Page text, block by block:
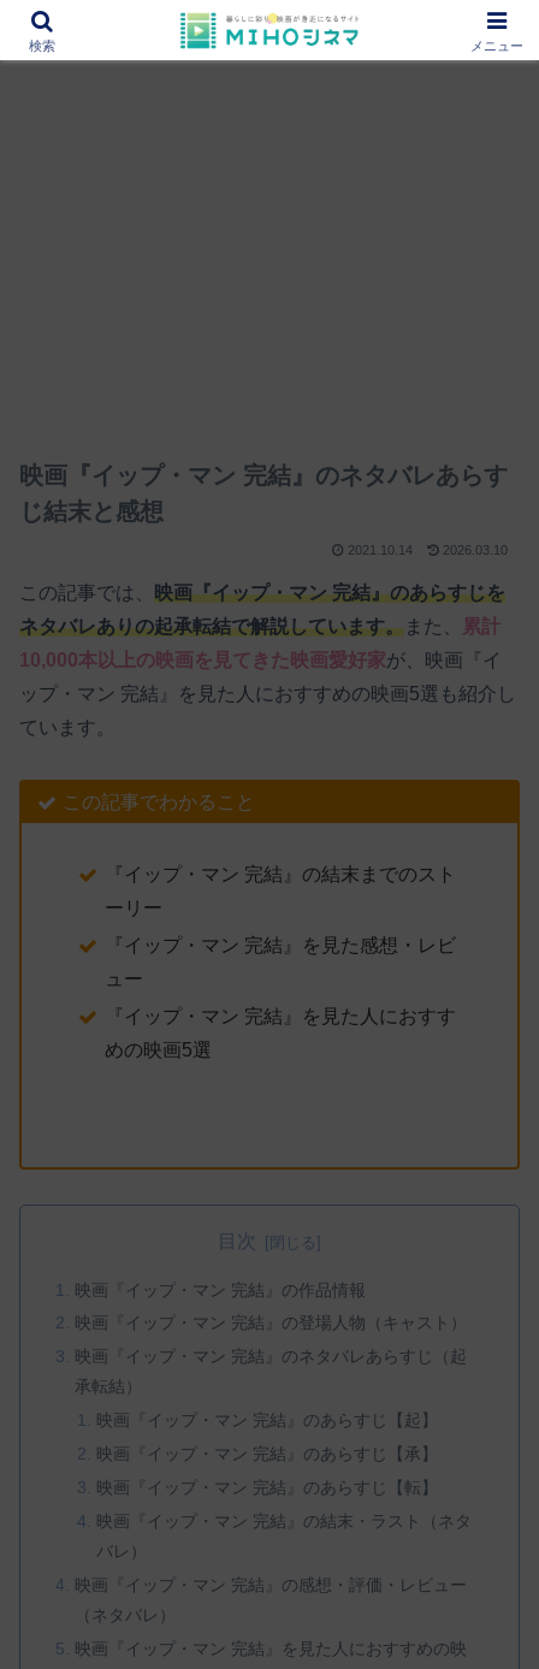
12000作品を紹介！あなたの映画図書館『MIHOシネマ』
映画『イップ・マン 完結』のネタバレあらす
じ結末と感想
2021.10.14 2026.03.10
この記事では、 映画『イップ・マン 完結』のあらすじを
ネタバレありの起承転結で解説しています。 また、
累計
10,000本以上の映画を見てきた映画愛好家が、映画『イ
ップ・マン 完結』を見た人におすすめの映画5選も紹介し
ています。
この記事でわかること
『イップ・マン 完結』の結末までのスト
ーリー
『イップ・マン 完結』を見た感想・レビ
ュー
『イップ・マン 完結』を見た人におすす
めの映画5選
目次
映画『イップ・マン 完結』の作品情報
映画『イップ・マン 完結』の登場人物（キャスト）
映画『イップ・マン 完結』のネタバレあらすじ（起
承転結）
映画『イップ・マン 完結』のあらすじ【起】
映画『イップ・マン 完結』のあらすじ【承】
映画『イップ・マン 完結』のあらすじ【転】
映画『イップ・マン 完結』の結末・ラスト（ネタ
バレ）
映画『イップ・マン 完結』の感想・評価・レビュー
（ネタバレ）
映画『イップ・マン 完結』を見た人におすすめの映
検索 メニュー